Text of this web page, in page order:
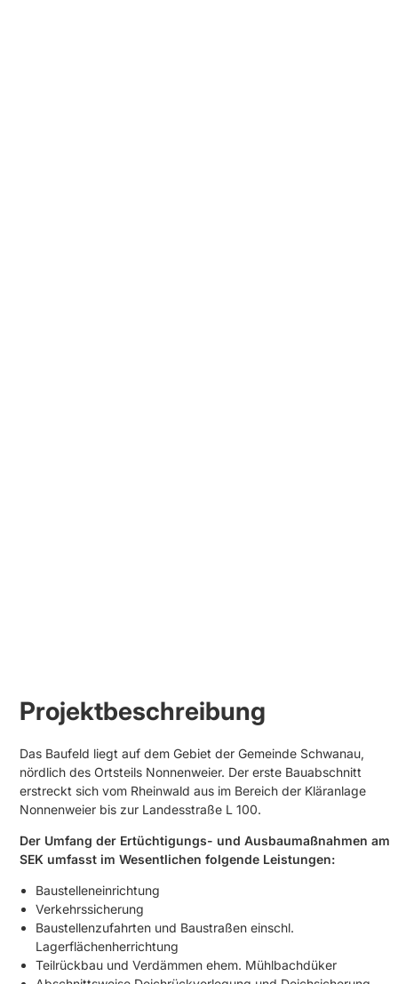
Projektbeschreibung
Das Baufeld liegt auf dem Gebiet der Gemeinde Schwanau,
nördlich des Ortsteils Nonnenweier. Der erste Bauabschnitt
erstreckt sich vom Rheinwald aus im Bereich der Kläranlage
Nonnenweier bis zur Landesstraße L 100.
Der Umfang der Ertüchtigungs- und Ausbaumaßnahmen am
SEK umfasst im Wesentlichen folgende Leistungen:
Baustelleneinrichtung
Verkehrssicherung
Baustellenzufahrten und Baustraßen einschl.
Lagerflächenherrichtung
Teilrückbau und Verdämmen ehem. Mühlbachdüker